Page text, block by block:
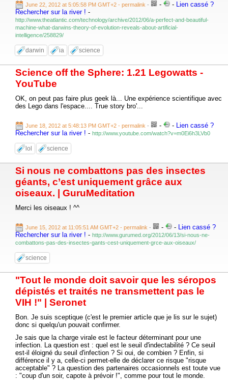
June 22, 2012 at 5:05:58 PM GMT+2 - permalink - - - Lien cassé ?
Rechercher sur la river ! -
http://www.theatlantic.com/technology/archive/2012/06/a-perfect-and-beautiful-
machine-what-darwins-theory-of-evolution-reveals-about-artificial-
intelligence/258829/
darwin ia science
Science off the Sphere: 1.21 Legowatts -
YouTube
OK, on peut pas faire plus geek là... Une expérience scientifique avec
des Lego dans l'espace.... True story bro'...
June 18, 2012 at 5:48:13 PM GMT+2 - permalink - - - Lien cassé ?
Rechercher sur la river ! - http://www.youtube.com/watch?v=m0Ei6h3LVb0
lol science
Si nous ne combattons pas des insectes
géants, c’est uniquement grâce aux
oiseaux. | GuruMeditation
Merci les oiseaux ! ^^
June 15, 2012 at 11:05:51 AM GMT+2 - permalink - - - Lien cassé ?
Rechercher sur la river ! - http://www.gurumed.org/2012/06/13/si-nous-ne-
combattons-pas-des-insectes-gants-cest-uniquement-grce-aux-oiseaux/
science
"Tout le monde doit savoir que les séropos
dépistés et traités ne transmettent pas le
VIH !" | Seronet
Bon. Je suis sceptique (c'est le premier article que je lis sur le sujet)
donc si quelqu'un pouvait confirmer.
Je sais que la charge virale est le facteur déterminant pour une
infection. La question est : quel est le seuil d'indectabilité ? Ce seuil
est-il éloigné du seuil d'infection ? Si oui, de combien ? Enfin, si
différence il y a, celle-ci permet-elle de déclarer ce risque "risque
acceptable" ? La question des partenaires occasionnels est toute vue
: "coup d'un soir, capote à prévoir !", comme pour tout le monde.